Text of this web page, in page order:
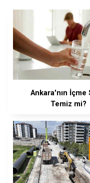
Ankara'nın İçme
Temiz mi?